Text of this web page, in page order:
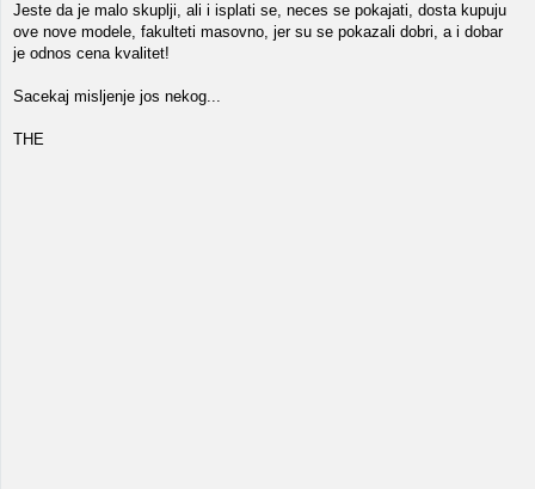
Jeste da je malo skuplji, ali i isplati se, neces se pokajati, dosta kupuju
ove nove modele, fakulteti masovno, jer su se pokazali dobri, a i dobar
je odnos cena kvalitet!
Sacekaj misljenje jos nekog...
THE